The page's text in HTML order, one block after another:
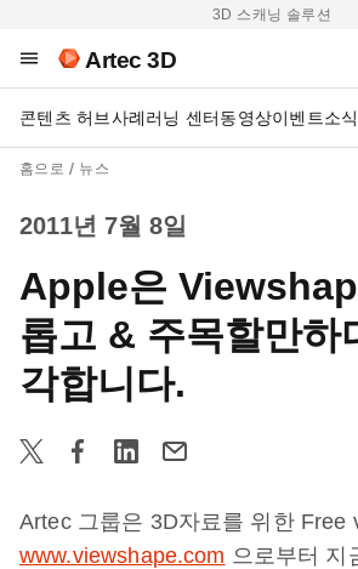
3D 스캐닝 솔루션
Artec 3D
콘텐츠 허브사례러닝 센터동영상이벤트소식
홈으로 뉴스
2011년 7월 8일
Apple은
롭고 & 주목할만하
각합니다.
Artec 그룹은 3D자료를 위한 Free
www.viewshape.com 으로부터 지